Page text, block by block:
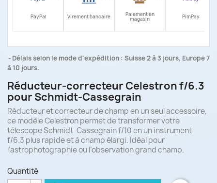
PayPal Virement bancaire Paiement en
magasin PimPay
Délais selon le mode d'expédition : Suisse 2 à 3 jours, Europe 7
à 10 jours.
Réducteur-correcteur Celestron f/6.3
pour Schmidt-Cassegrain
Réducteur et correcteur de champ en un seul accessoire,
ce modèle Celestron permet de transformer votre
télescope Schmidt-Cassegrain f/10 en un instrument
f/6.3 plus rapide et à champ élargi. Idéal pour
l’astrophotographie ou l’observation grand champ.
Quantité